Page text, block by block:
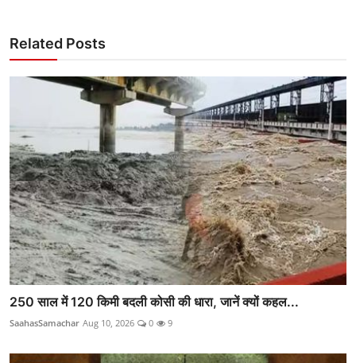
Related Posts
250 साल में 120 किमी बदली कोसी की धारा, जानें क्यों कहल...
SaahasSamachar Aug 10, 2026 0 9